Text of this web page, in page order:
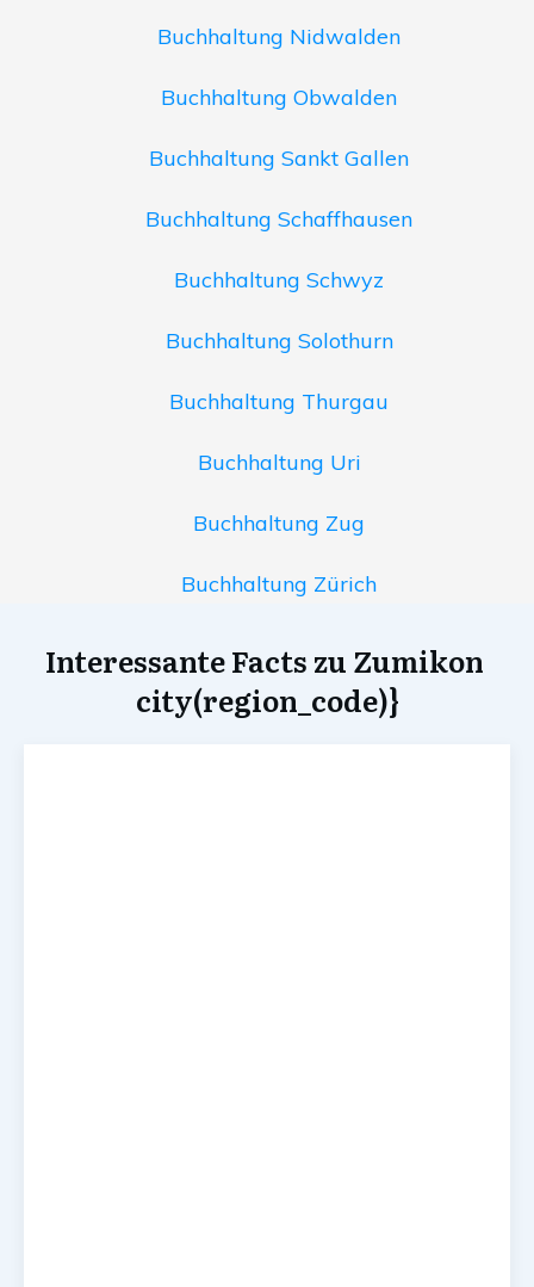
Buchhaltung Nidwalden
Buchhaltung Obwalden
Buchhaltung Sankt Gallen
Buchhaltung Schaffhausen
Buchhaltung Schwyz
Buchhaltung Solothurn
Buchhaltung Thurgau
Buchhaltung Uri
Buchhaltung Zug
Buchhaltung Zürich
Interessante Facts zu Zumikon
city(region_code)}